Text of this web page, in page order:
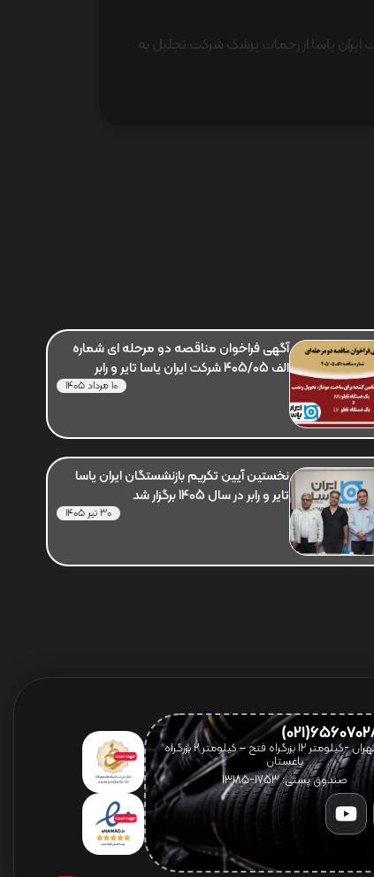
یاسا از زحمات پزشک شرکت تجلیل به
آگهی فراخوان مناقصه دو مرحله ای شماره
الف 405/05 شرکت ایران یاسا تایر و رابر
10 مرداد 1405
نخستین آیین تکریم بازنشستگان ایران یاسا
تایر و رابر در سال 1405 برگزار شد
30 تیر 1405
آدرس: تهران -کیلومتر 12 بزرگراه فتح – کیلومتر ۲ بزرگراه
باغستان
صندوق پستی: 1753-13185